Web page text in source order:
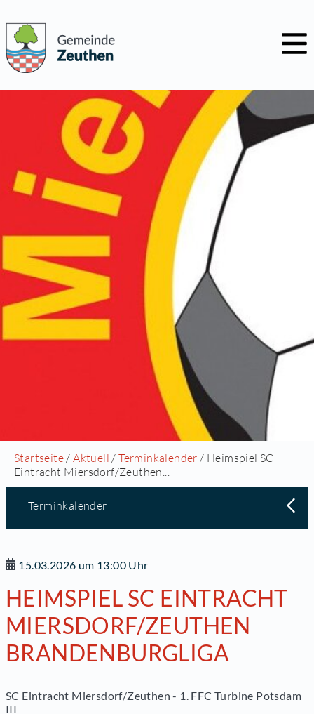
Startseite /Aktuell /Terminkalender / Heimspiel SC
Eintracht Miersdorf/Zeuthen...
Terminkalender
15.03.2026 um 13:00 Uhr
HEIMSPIEL SC EINTRACHT
MIERSDORF/ZEUTHEN
BRANDENBURGLIGA
SC Eintracht Miersdorf/Zeuthen - 1. FFC Turbine Potsdam
III